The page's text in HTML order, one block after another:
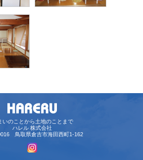
いのことから土地のことまで
ハレル 株式会社
鳥取県倉吉市海田西町1-162